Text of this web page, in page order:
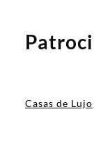
Casas de Lujo